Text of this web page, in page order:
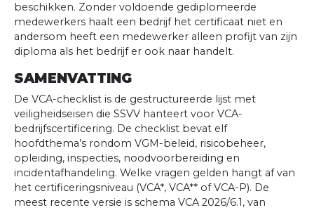
beschikken. Zonder voldoende gediplomeerde
medewerkers haalt een bedrijf het certificaat niet en
andersom heeft een medewerker alleen profijt van zijn
diploma als het bedrijf er ook naar handelt.
SAMENVATTING
De VCA-checklist is de gestructureerde lijst met
veiligheidseisen die SSVV hanteert voor VCA-
bedrijfscertificering. De checklist bevat elf
hoofdthema’s rondom VGM-beleid, risicobeheer,
opleiding, inspecties, noodvoorbereiding en
incidentafhandeling. Welke vragen gelden hangt af van
het certificeringsniveau (VCA*, VCA** of VCA-P). De
meest recente versie is schema VCA 2026/6.1, van